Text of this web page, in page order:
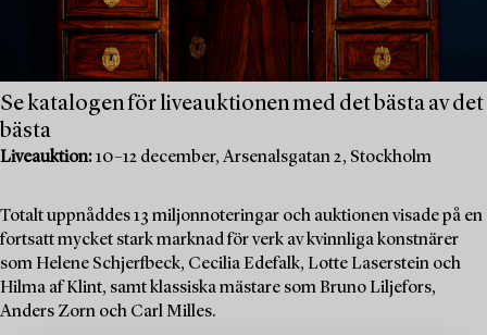
Se katalogen för liveauktionen med det bästa av det
bästa
Liveauktion:10–12 december, Arsenalsgatan 2, Stockholm
Totalt uppnåddes 13 miljonnoteringar och auktionen visade på en
fortsatt mycket stark marknad för verk av kvinnliga konstnärer
som Helene Schjerfbeck, Cecilia Edefalk, Lotte Laserstein och
Hilma af Klint, samt klassiska mästare som Bruno Liljefors,
Anders Zorn och Carl Milles.